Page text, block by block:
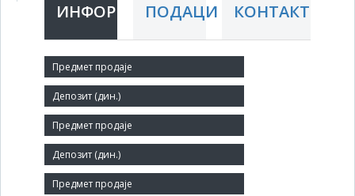
ИНФОРМАЦИЈЕПОДАЦИ КОНТАКТ
Краћи назив:
ФСУ
Правни статус:
ДП
Делатност: